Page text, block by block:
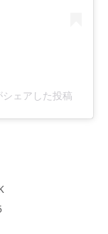
ェアした投稿